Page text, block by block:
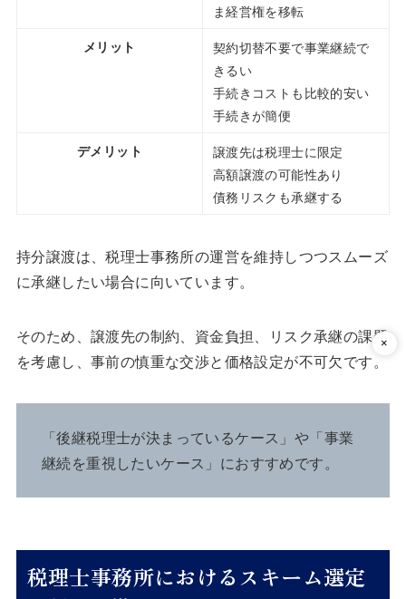
ま経営権を移転
メリット
契約切替不要で事業継続で
きるい
手続きコストも比較的安い
手続きが簡便
デメリット
譲渡先は税理士に限定
高額譲渡の可能性あり
債務リスクも承継する
持分譲渡は、税理士事務所の運営を維持しつつスムーズ
に承継したい場合に向いています。
そのため、譲渡先の制約、資金負担、リスク承継の課題
を考慮し、事前の慎重な交渉と価格設定が不可欠です。
「後継税理士が決まっているケース」や「事業
継続を重視したいケース」におすすめです。
税理士事務所におけるスキーム選定